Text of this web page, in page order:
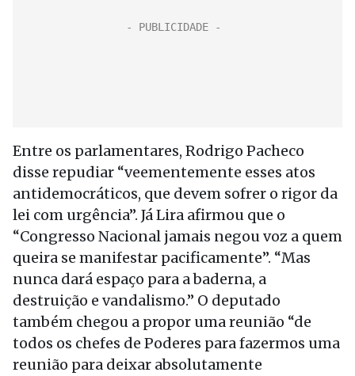
Entre os parlamentares, Rodrigo Pacheco
disse repudiar “veementemente esses atos
antidemocráticos, que devem sofrer o rigor da
lei com urgência”. Já Lira afirmou que o
“Congresso Nacional jamais negou voz a quem
queira se manifestar pacificamente”. “Mas
nunca dará espaço para a baderna, a
destruição e vandalismo.” O deputado
também chegou a propor uma reunião “de
todos os chefes de Poderes para fazermos uma
reunião para deixar absolutamente